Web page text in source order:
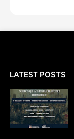
LATEST POSTS